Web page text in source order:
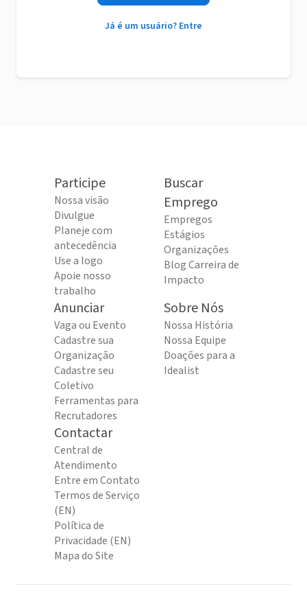
Já é um usuário? Entre
Participe
Nossa visão
Divulgue
Planeje com
antecedência
Use a logo
Apoie nosso
trabalho
Buscar
Emprego
Empregos
Estágios
Organizações
Blog Carreira de
Impacto
Anunciar
Vaga ou Evento
Cadastre sua
Organização
Cadastre seu
Coletivo
Ferramentas para
Recrutadores
Sobre Nós
Nossa História
Nossa Equipe
Doações para a
Idealist
Contactar
Central de
Atendimento
Entre em Contato
Termos de Serviço
(EN)
Política de
Privacidade (EN)
Mapa do Site